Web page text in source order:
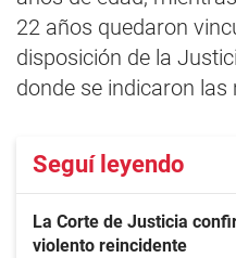
22 años quedaron
disposición de la
donde se indicaron las
Seguí leyendo
La Corte de Justicia
violento reincidente